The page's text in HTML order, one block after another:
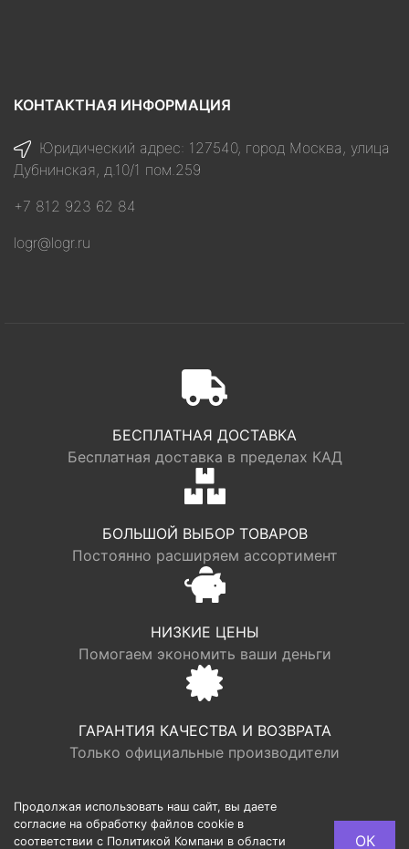
КОНТАКТНАЯ ИНФОРМАЦИЯ
Юридический адрес: 127540, город Москва, улица
Дубнинская, д.10/1 пом.259
+7 812 923 62 84
logr@logr.ru
БЕСПЛАТНАЯ ДОСТАВКА
Бесплатная доставка в пределах КАД
БОЛЬШОЙ ВЫБОР ТОВАРОВ
Постоянно расширяем ассортимент
НИЗКИЕ ЦЕНЫ
Помогаем экономить ваши деньги
ГАРАНТИЯ КАЧЕСТВА И ВОЗВРАТА
Только официальные производители
© LOGR | ООО “ФАБРИК ХАУС”, ОГРН 1117746193949,
Продолжая использовать наш сайт, вы даете
согласие на обработку файлов cookie в
соответствии с Политикой Компани в области
ОК